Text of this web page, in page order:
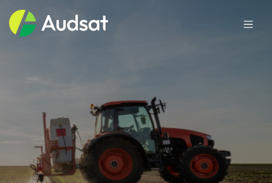
Sobre a Audsat
Mercados
Trabalhe conosco